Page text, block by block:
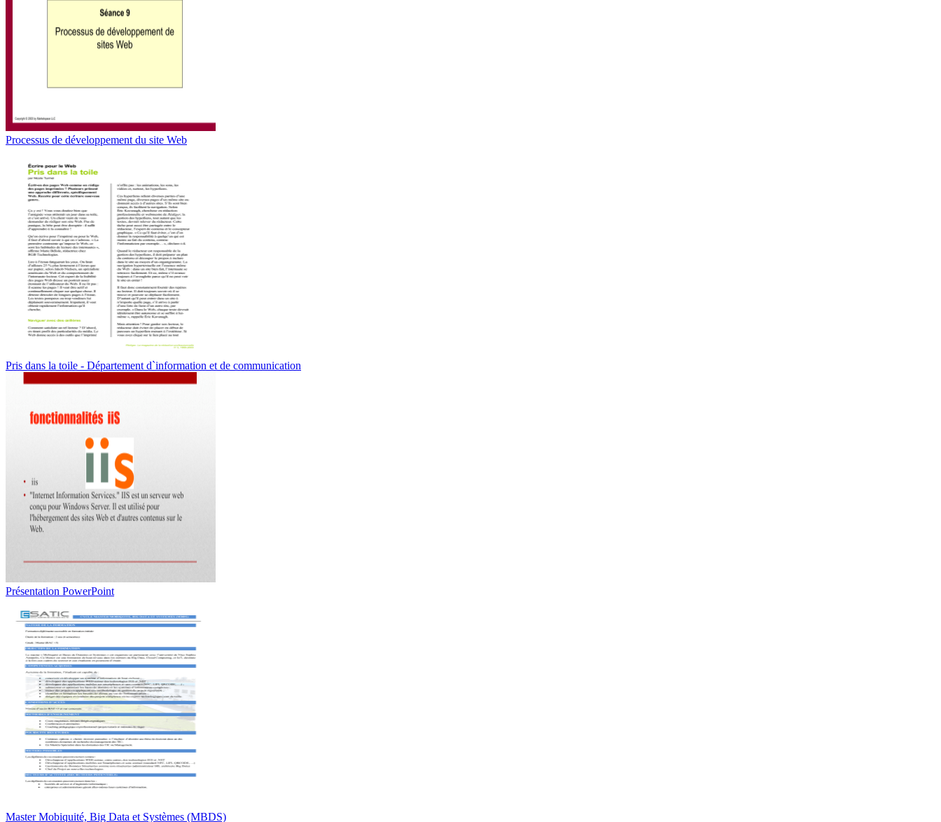
Processus de développement du site Web
Pris dans la toile - Département d`information et de communication
Présentation PowerPoint
Master Mobiquité, Big Data et Systèmes (MBDS)